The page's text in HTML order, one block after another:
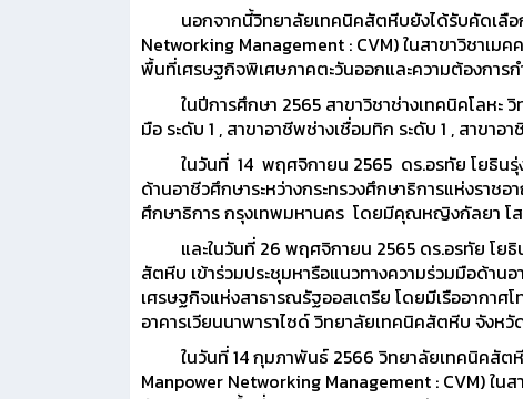
นอกจากนี้วิทยาลัยเทคนิคสัตหีบยังได้รับคัดเลือก
Networking Management : CVM) ในสาขาวิชาเ
พื้นที่เศรษฐกิจพิเศษภาคตะวันออกและความต้องการ
ในปีการศึกษา 2565 สาขาวิชาช่างเทคนิคโลหะ วิ
มือ ระดับ 1 , สาขาอาชีพช่างเชื่อมทิก ระดับ 1 , สาขาอ
ในวันที่ 14 พฤศจิกายน 2565 ดร.อรทัย โยธินรุ่ง
ด้านอาชีวศึกษาระหว่างกระทรวงศึกษาธิการแห่งรา
ศึกษาธิการ กรุงเทพมหานคร โดยมีคุณหญิงกัลยา โ
และในวันที่ 26 พฤศจิกายน 2565 ดร.อรทัย โยธิ
สัตหีบ เข้าร่วมประชุมหารือแนวทางความร่วมมือด้าน
เศรษฐกิจแห่งสาธารณรัฐออสเตรีย โดยมีเรืออากาศ
อาคารเวียนนาพาราไซด์ วิทยาลัยเทคนิคสัตหีบ จังห
ในวันที่ 14 กุมภาพันธ์ 2566 วิทยาลัยเทคนิคสัตหี
Manpower Networking Management : CVM) ใ